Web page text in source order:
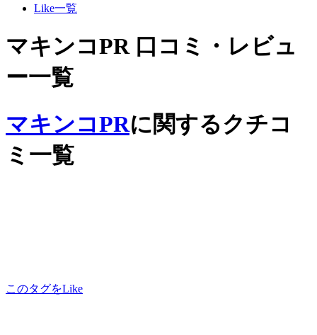
Like一覧
マキンコPR 口コミ・レビュ
ー一覧
マキンコPRに関するクチコ
ミ一覧
このタグをLike